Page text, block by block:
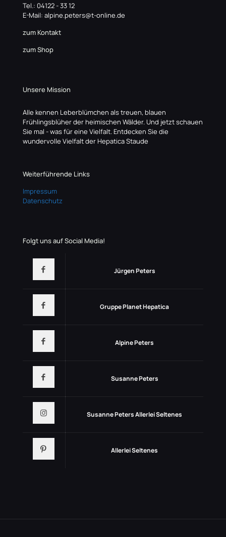
Tel.: 04122 - 33 12
E-Mail: alpine.peters@t-online.de
zum Kontakt
zum Shop
Unsere Mission
Alle kennen Leberblümchen als treuen, blauen
Frühlingsblüher der heimischen Wälder. Und jetzt schauen
Sie mal - was für eine Vielfalt. Entdecken Sie die
wundervolle Vielfalt der Hepatica Staude
Weiterführende Links
Impressum
Datenschutz
Folgt uns auf Social Media!
Jürgen Peters
Gruppe Planet Hepatica
Alpine Peters
Susanne Peters
Susanne Peters Allerlei Seltenes
Allerlei Seltenes